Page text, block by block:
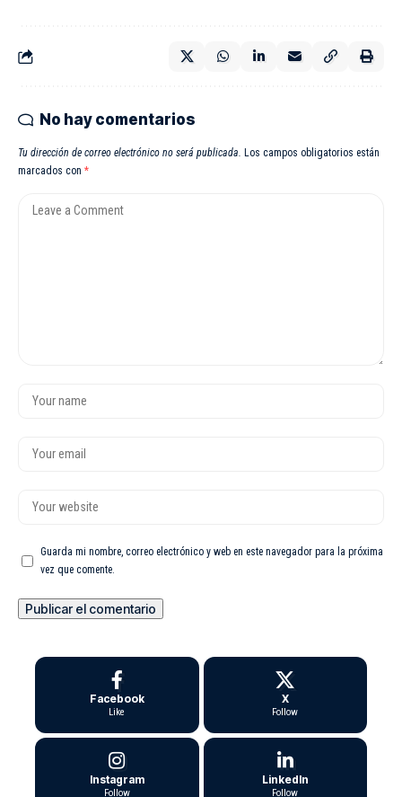
No hay comentarios
Tu dirección de correo electrónico no será publicada. Los campos obligatorios están
marcados con *
Guarda mi nombre, correo electrónico y web en este navegador para la próxima
vez que comente.
Facebook
Like
X
Follow
Instagram
Follow
LinkedIn
Follow